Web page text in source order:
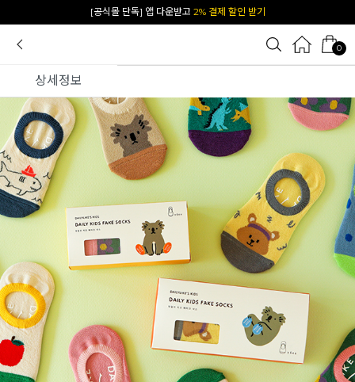
[공식몰 단독] 앱 다운받고 2% 결제 할인 받기
0
상세정보